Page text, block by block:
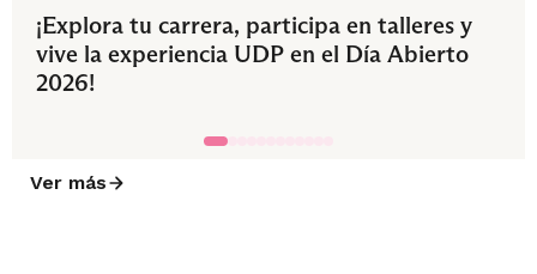
¡Explora tu carrera, participa en talleres y
vive la experiencia UDP en el Día Abierto
2026!
Ver más